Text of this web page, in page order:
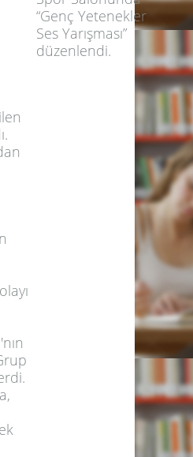
“Genç Yetenekler
Ses Yarışması”
düzenlendi.